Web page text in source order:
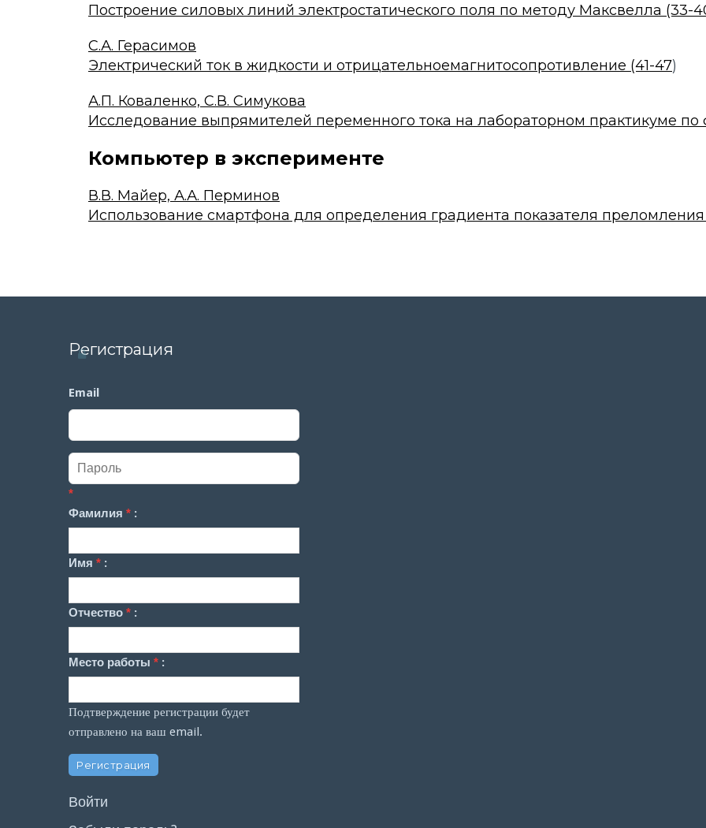
Построение силовых линий электростатического поля по методу Максвелла (33-
С.А. Герасимов
Электрический ток в жидкости и отрицательноемагнитосопротивление (41-47)
А.П. Коваленко, С.В. Симукова
Исследование выпрямителей переменного тока на лабораторном практикуме по
Компьютер в эксперименте
В.В. Майер, А.А. Перминов
Использование смартфона для определения градиента показателя преломления
Регистрация
Email
*
Фамилия * :
Имя * :
Отчество * :
Место работы * :
Подтверждение регистрации будет
отправлено на ваш email.
Войти